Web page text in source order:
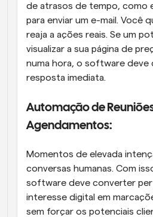
de atrasos de tempo, como
para enviar um e-mail. Você
reaja a ações reais. Se um
visualizar a sua página de
numa hora, o software deve
resposta imediata.
Automação de
Agendamentos:
Momentos de elevada
conversas humanas. Com
software deve converter
interesse digital em
sem forçar os potenciais